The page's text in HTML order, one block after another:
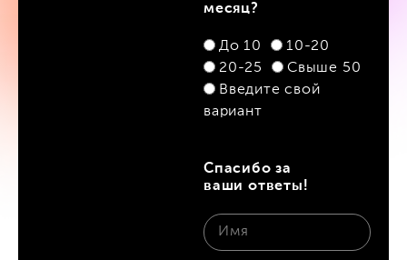
месяц?
До 10
10-20
20-25
Свыше 50
Введите свой
вариант
Спасибо за
ваши ответы!